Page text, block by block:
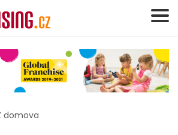
domova